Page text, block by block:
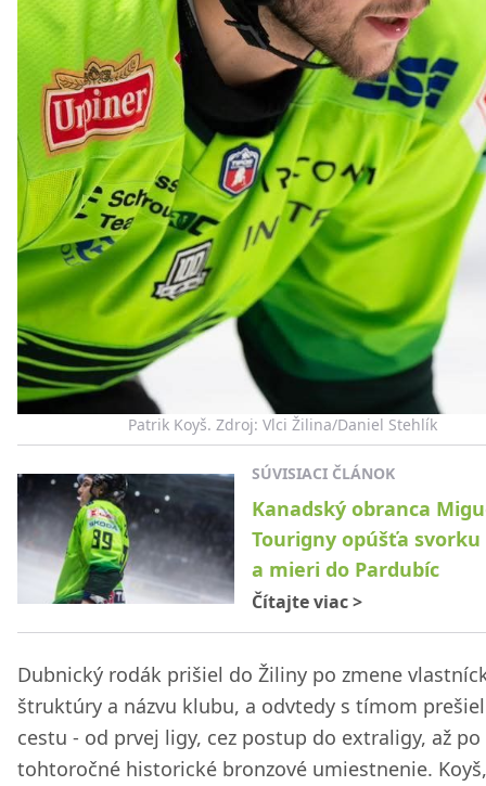
Patrik Koyš. Zdroj: Vlci Žilina/Daniel Stehlík
SÚVISIACI ČLÁNOK
Kanadský obranca
Tourigny opúšťa svorku
a mieri do Pardubíc
Čítajte viac>
Dubnický rodák prišiel do Žiliny po zmene
štruktúry a názvu klubu, a odvtedy s tímom
cestu - od prvej ligy, cez postup do extraligy, až po
tohtoročné historické bronzové umiestnenie.